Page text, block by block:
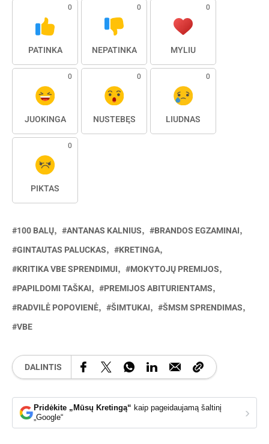
0
PATINKA
0
NEPATINKA
0
MYLIU
0
JUOKINGA
0
NUSTEBĘS
0
LIŪDNAS
0
PIKTAS
100 BALŲ ANTANAS KALNIUS
BRANDOS EGZAMINAI
GINTAUTAS PALUCKAS
KRETINGA
KRITIKA VBE SPRENDIMUI
MOKYTOJŲ PREMIJOS
PAPILDOMI TAŠKAI
PREMIJOS ABITURIENTAMS
RADVILĖ POPOVIENĖ
ŠIMTUKAI
ŠMSM SPRENDIMAS
VBE
DALINTIS
Pridėkite „Mūsų Kretingą“ kaip pageidaujamą šaltinį
„Google“
›